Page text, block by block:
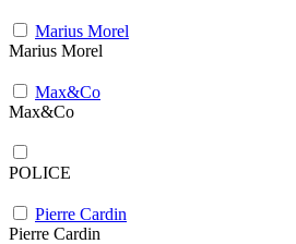
Marius Morel
Marius Morel
Max&Co
Max&Co
POLICE
Pierre Cardin
Pierre Cardin